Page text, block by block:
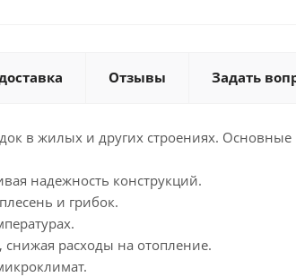
Отзывы Задать
в жилых и других строениях.
надежность конструкций.
и грибок.
расходы на отопление.